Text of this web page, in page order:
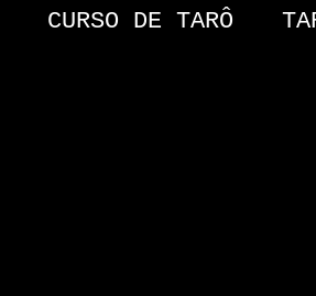
CURSO DE TARÔ